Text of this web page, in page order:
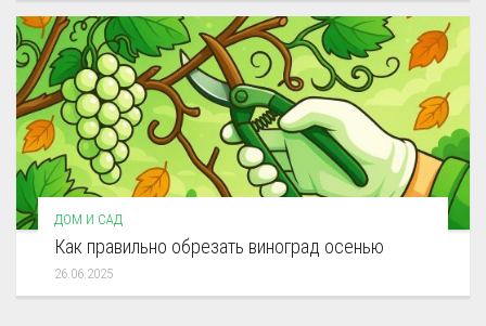
ДОМ И САД
Как правильно обрезать виноград осенью
26.06.2025